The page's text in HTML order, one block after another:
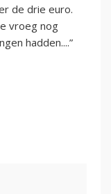
de drie euro.
vroeg nog
hadden....”